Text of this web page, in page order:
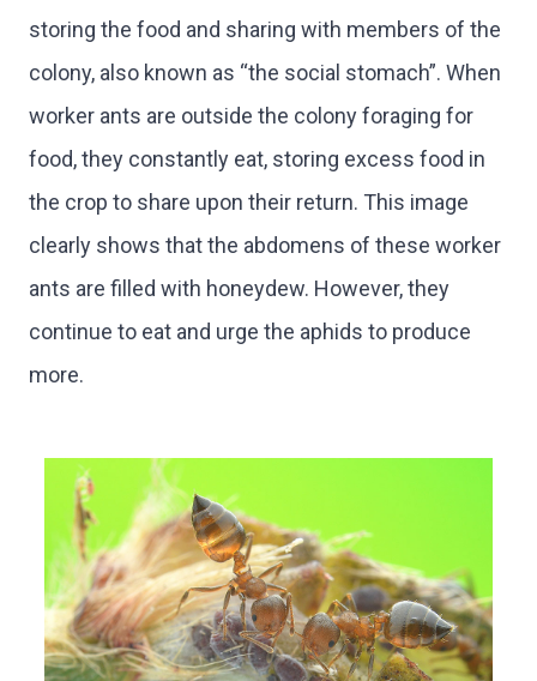
storing the food and sharing with members of the
colony, also known as “the social stomach”. When
worker ants are outside the colony foraging for
food, they constantly eat, storing excess food in
the crop to share upon their return. This image
clearly shows that the abdomens of these worker
ants are filled with honeydew. However, they
continue to eat and urge the aphids to produce
more.